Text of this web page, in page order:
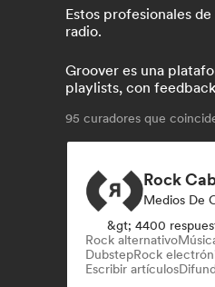
Estos profesionales
radio.
Groover es una
playlists, con
95 curadores que
Rock
&gt; 4400
Rock alternativo
DubstepRock
Escribir artículos